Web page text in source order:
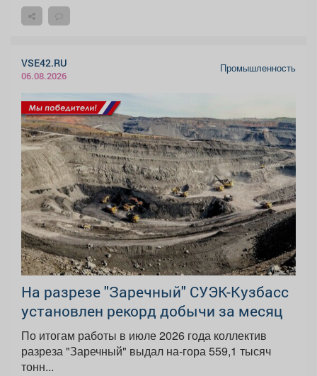
VSE42.RU
06.08.2026
Промышленность
На разрезе "Заречный" СУЭК-Кузбасс
установлен рекорд добычи за месяц
По итогам работы в июле 2026 года коллектив
разреза "Заречный" выдал на-гора 559,1 тысяч
тонн...